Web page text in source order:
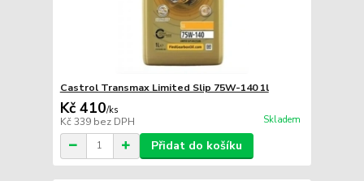
Castrol Transmax Limited Slip 75W-140 1l
Kč 410/ks
Kč 339 bez DPH Skladem
Přidat do košíku